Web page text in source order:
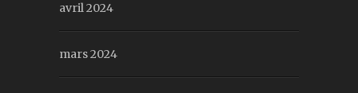
avril 2024
mars 2024